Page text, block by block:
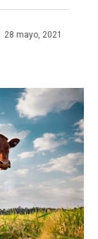
28 mayo, 2021